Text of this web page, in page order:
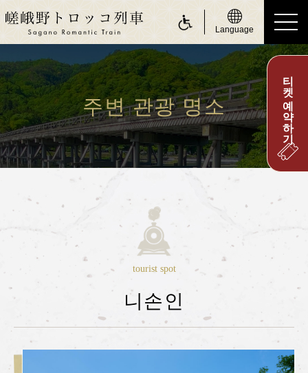
Language
ride a Sagano Romantic Train
토롯코 승차
운행 스케줄 안내
시간표 안내
좌석 안내
몸이 불편하신 고객님
사가노 토롯코에 대하여
사가노 토롯코 열차란
티켓 예약하기
주변 관광 명소
tourist spot
니손인